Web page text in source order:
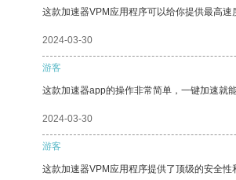
这款加速器VPM应用程序可以给你提供最高速
2024-03-30
游客
这款加速器app的操作非常简单，一键加速就
2024-03-30
游客
这款加速器VPM应用程序提供了顶级的安全性